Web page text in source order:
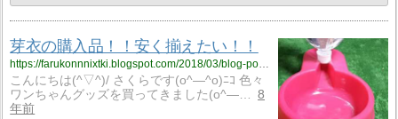
芽衣の購入品！！安く揃えたい！！
https://farukonnnixtki.blogspot.com/2018/03/blog-post_7.html
こんにちは(^▽^)/ さくらです(o^―^o)ﾆｺ 色々
ワンちゃんグッズを買ってきました(o^―…
8
年前